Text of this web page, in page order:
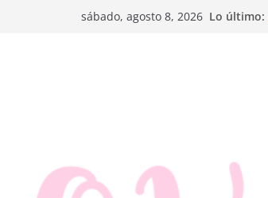
sábado, agosto 8, 2026 Lo último: